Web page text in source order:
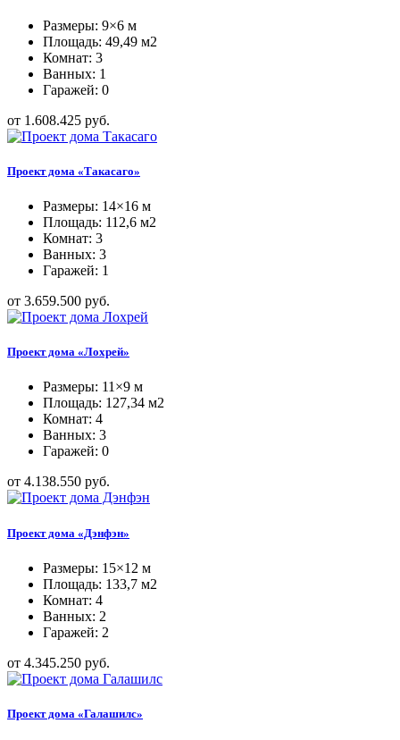
Размеры: 9×6 м
Площадь: 49,49 м2
Комнат: 3
Ванных: 1
Гаражей: 0
от 1.608.425 руб.
Проект дома «Такасаго»
Размеры: 14×16 м
Площадь: 112,6 м2
Комнат: 3
Ванных: 3
Гаражей: 1
от 3.659.500 руб.
Проект дома «Лохрей»
Размеры: 11×9 м
Площадь: 127,34 м2
Комнат: 4
Ванных: 3
Гаражей: 0
от 4.138.550 руб.
Проект дома «Дэнфэн»
Размеры: 15×12 м
Площадь: 133,7 м2
Комнат: 4
Ванных: 2
Гаражей: 2
от 4.345.250 руб.
Проект дома «Галашилс»